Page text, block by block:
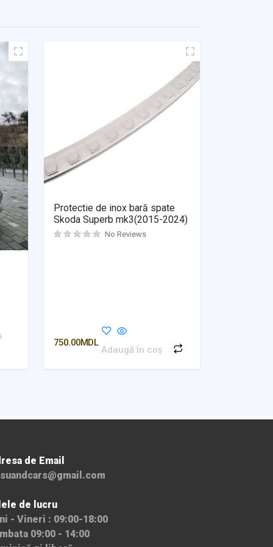
0din 5
Protectie de inox bară spate
Skoda Superb mk3(2015-2024)
No Reviews
750.00MDL
Adaugă în coș
de Email
de lucru
- Vineri : 09:00-18:00
09:00 - 14:00